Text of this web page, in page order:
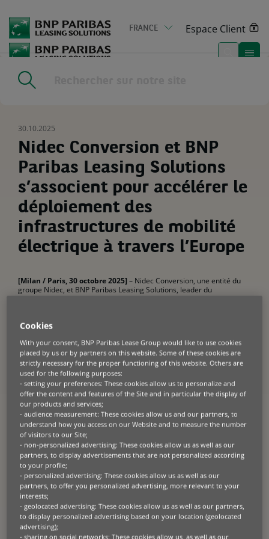
to
main
content
FRANCE Espace Client
Home
Leasing Solutions s’associent pour accélérer le déploiement des
30.10.2025
Nidec Conversion et BNP
Paribas Leasing Solutions
s’associent pour accélérer le
déploiement des
infrastructures de mobilité
électrique à travers l’Europe
[Milan / Paris, 30 octobre 2025] – Nidec Conversion, une entité du
groupe Nidec, et BNP Paribas Leasing Solutions, leader du
toute l’Europe.
Ce partenariat couvre l’Italie, l’Espagne, la région DACH, la Belgique,
les Pays-Bas, la France, le Royaume-Uni, la Norvège, la Finlande, la
Suède, la Pologne et la Roumanie. Il facilitera l’acquisition et le
déploiement des produits et services de Nidec Conversion grâce à
des solutions de financement conçues pour maximiser l’efficacité
financière. Ces solutions soutiendront un grand nombre de clients,
notamment les opérateurs de bornes de recharge, les gestionnaires
de flottes, les stations-service, les prestataires de services et les
distributeurs.
Ce partenariat offrira un financement dédié aux équipements et
solutions d’infrastructures de recharge pour véhicules électriques
proposés par Nidec Conversion. Les offres seront accessibles aux
entreprises, quelle que soit leur taille, afin de faciliter leur passage à
l’électrification et plus largement à une énergie durable.
Gilbert Khawam, Vice-président
Cookies
With your consent, BNP Paribas Lease Group would like to use cookies
placed by us or by partners on this website. Some of these cookies are
strictly necessary for the proper functioning of this website. Others are
used for the following purposes:
- setting your preferences: These cookies allow us to personalize and
offer the content and features of the Site and in particular the display of
our products and services;
- audience measurement: These cookies allow us and our partners, to
understand how you access on our Website and to measure the number
of visitors to our Site;
- non-personalized advertising: These cookies allow us as well as our
partners, to display advertisements that are not personalized according
to your profile;
- personalized advertising: These cookies allow us as well as our
partners, to offer you personalized advertising, more relevant to your
interests;
- geolocated advertising: These cookies allow us as well as our partners,
to display personalized advertising based on your location (geolocated
advertising);
- sharing on social networks: These cookies allow us as well as our